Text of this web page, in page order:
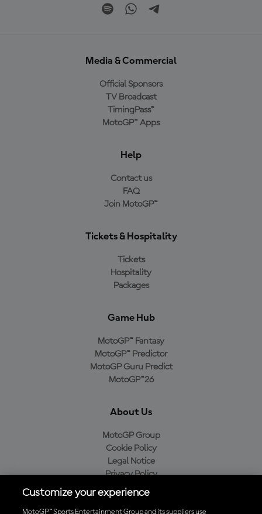
Media & Commercial
Official Sponsors
TV Broadcast
TimingPass™
MotoGP™ Apps
Help
Contact us
FAQ
Join MotoGP™
Tickets & Hospitality
Tickets
Hospitality
Packages
Game Hub
MotoGP™ Fantasy
MotoGP™ Predictor
MotoGP Guru Predict
MotoGP™26
About Us
MotoGP Group
Cookie Policy
Legal Notice
Privacy Policy
Purchase Policy
Customize your experience
MotoGP™ Sports Entertainment Group and its suppliers use